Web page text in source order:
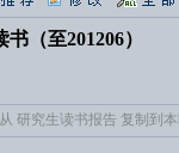
（至201206）
研究生读书报告 复制到